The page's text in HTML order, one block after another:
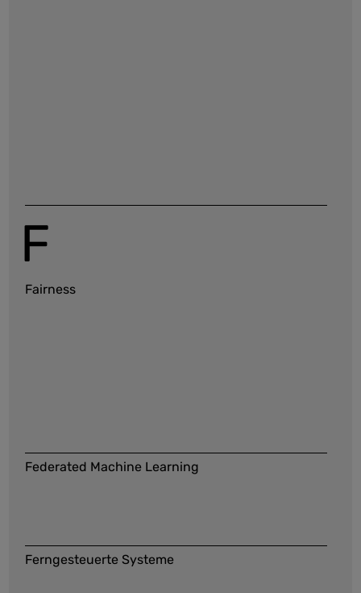
F
Fairness
Federated Machine Learning
Ferngesteuerte Systeme